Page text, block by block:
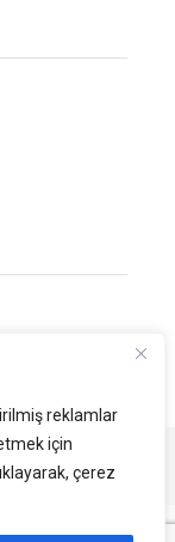
reklamlar
için
çerez
2026